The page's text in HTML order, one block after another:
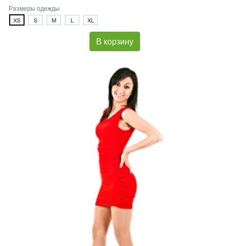
Размеры одежды
XS S M L XL
В корзину